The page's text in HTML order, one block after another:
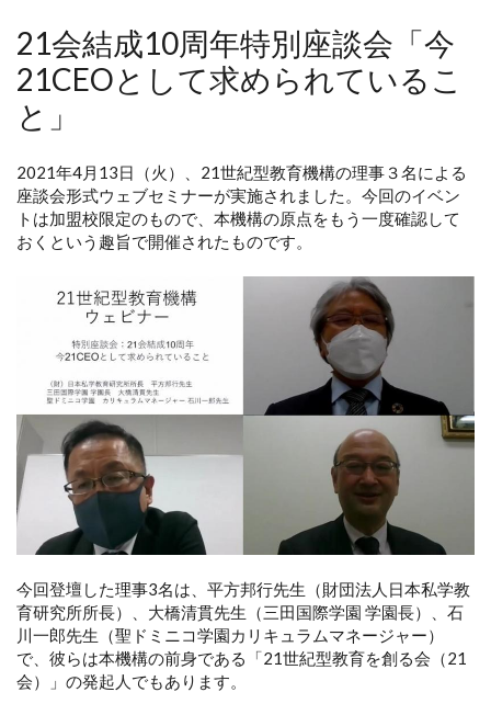
21会結成10周年特別座談会「今
21CEOとして求められているこ
と」
2021年4月13日（火）、21世紀型教育機構の理事３名による
座談会形式ウェブセミナーが実施されました。今回のイベン
トは加盟校限定のもので、本機構の原点をもう一度確認して
おくという趣旨で開催されたものです。
今回登壇した理事3名は、平方邦行先生（財団法人日本私学教
育研究所所長）、大橋清貫先生（三田国際学園 学園長）、石
川一郎先生（聖ドミニコ学園カリキュラムマネージャー）
で、彼らは本機構の前身である「21世紀型教育を創る会（21
会）」の発起人でもあります。